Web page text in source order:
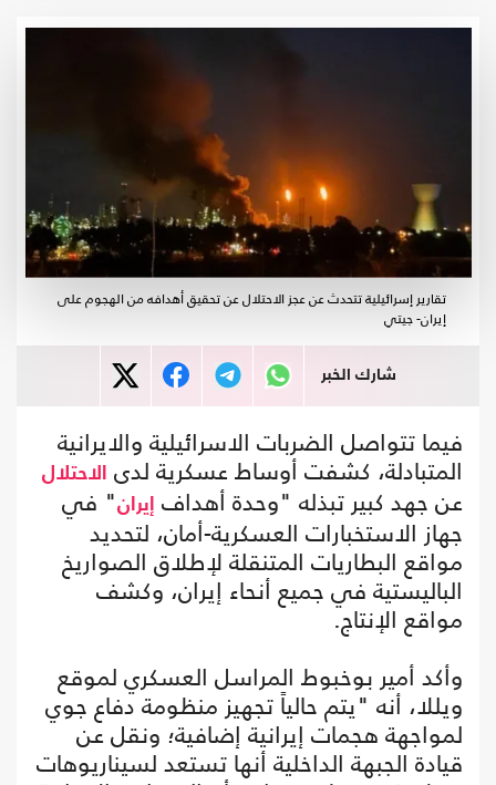
تقارير إسرائيلية تتحدث عن عجز الاحتلال عن تحقيق أهدافه من الهجوم على
إيران- جيتي
شارك الخبر
فيما تتواصل الضربات الاسرائيلية والايرانية
المتبادلة، كشفت أوساط عسكرية لدى الاحتلال
عن جهد كبير تبذله "وحدة أهداف إيران" في
جهاز الاستخبارات العسكرية-أمان، لتحديد
مواقع البطاريات المتنقلة لإطلاق الصواريخ
الباليستية في جميع أنحاء إيران، وكشف
مواقع الإنتاج.
وأكد أمير بوخبوط المراسل العسكري لموقع
ويللا، أنه "يتم حالياً تجهيز منظومة دفاع جوي
لمواجهة هجمات إيرانية إضافية؛ ونقل عن
قيادة الجبهة الداخلية أنها تستعد لسيناريوهات